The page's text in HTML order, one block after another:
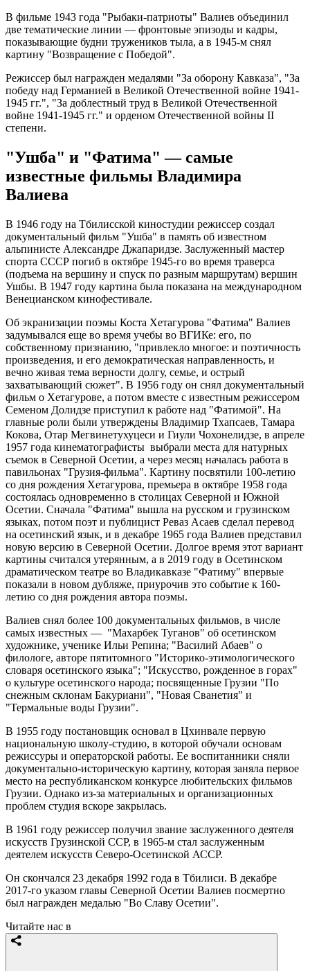
В фильме 1943 года "Рыбаки-патриоты" Валиев объединил
две тематические линии — фронтовые эпизоды и кадры,
показывающие будни тружеников тыла, а в 1945-м снял
картину "Возвращение с Победой".
Режиссер был награжден медалями "За оборону Кавказа", "За
победу над Германией в Великой Отечественной войне 1941-
1945 гг.", "За доблестный труд в Великой Отечественной
войне 1941-1945 гг." и орденом Отечественной войны II
степени.
"Ушба" и "Фатима" — самые
известные фильмы Владимира
Валиева
В 1946 году на Тбилисской киностудии режиссер создал
документальный фильм "Ушба" в память об известном
альпинисте Александре Джапаридзе. Заслуженный мастер
спорта СССР погиб в октябре 1945-го во время траверса
(подъема на вершину и спуск по разным маршрутам) вершин
Ушбы. В 1947 году картина была показана на международном
Венецианском кинофестивале.
Об экранизации поэмы Коста Хетагурова "Фатима" Валиев
задумывался еще во время учебы во ВГИКе: его, по
собственному признанию, "привлекло многое: и поэтичность
произведения, и его демократическая направленность, и
вечно живая тема верности долгу, семье, и острый
захватывающий сюжет". В 1956 году он снял документальный
фильм о Хетагурове, а потом вместе с известным режиссером
Семеном Долидзе приступил к работе над "Фатимой". На
главные роли были утверждены Владимир Тхапсаев, Тамара
Кокова, Отар Мегвинетухуцеси и Гиули Чохонелидзе, в апреле
1957 года кинематографисты выбрали места для натурных
съемок в Северной Осетии, а через месяц началась работа в
павильонах "Грузия-фильма". Картину посвятили 100-летию
со дня рождения Хетагурова, премьера в октябре 1958 года
состоялась одновременно в столицах Северной и Южной
Осетии. Сначала "Фатима" вышла на русском и грузинском
языках, потом поэт и публицист Реваз Асаев сделал перевод
на осетинский язык, и в декабре 1965 года Валиев представил
новую версию в Северной Осетии. Долгое время этот вариант
картины считался утерянным, а в 2019 году в Осетинском
драматическом театре во Владикавказе "Фатиму" впервые
показали в новом дубляже, приурочив это событие к 160-
летию со дня рождения автора поэмы.
Валиев снял более 100 документальных фильмов, в числе
самых известных — "Махарбек Туганов" об осетинском
художнике, ученике Ильи Репина; "Василий Абаев" о
филологе, авторе пятитомного "Историко-этимологического
словаря осетинского языка"; "Искусство, рожденное в горах"
о культуре осетинского народа; посвященные Грузии "По
снежным склонам Бакуриани", "Новая Сванетия" и
"Термальные воды Грузии".
В 1955 году постановщик основал в Цхинвале первую
национальную школу-студию, в которой обучали основам
режиссуры и операторской работы. Ее воспитанники сняли
документально-историческую картину, которая заняла первое
место на республиканском конкурсе любительских фильмов
Грузии. Однако из-за материальных и организационных
проблем студия вскоре закрылась.
В 1961 году режиссер получил звание заслуженного деятеля
искусств Грузинской ССР, в 1965-м стал заслуженным
деятелем искусств Северо-Осетинской АССР.
Он скончался 23 декабря 1992 года в Тбилиси. В декабре
2017-го указом главы Северной Осетии Валиев посмертно
был награжден медалью "Во Славу Осетии".
Читайте нас в